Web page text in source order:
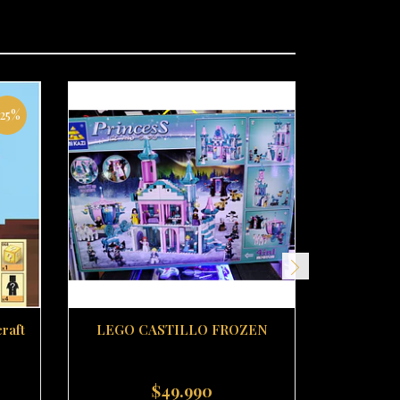
LEGO CASTILLO FROZEN
$49.990